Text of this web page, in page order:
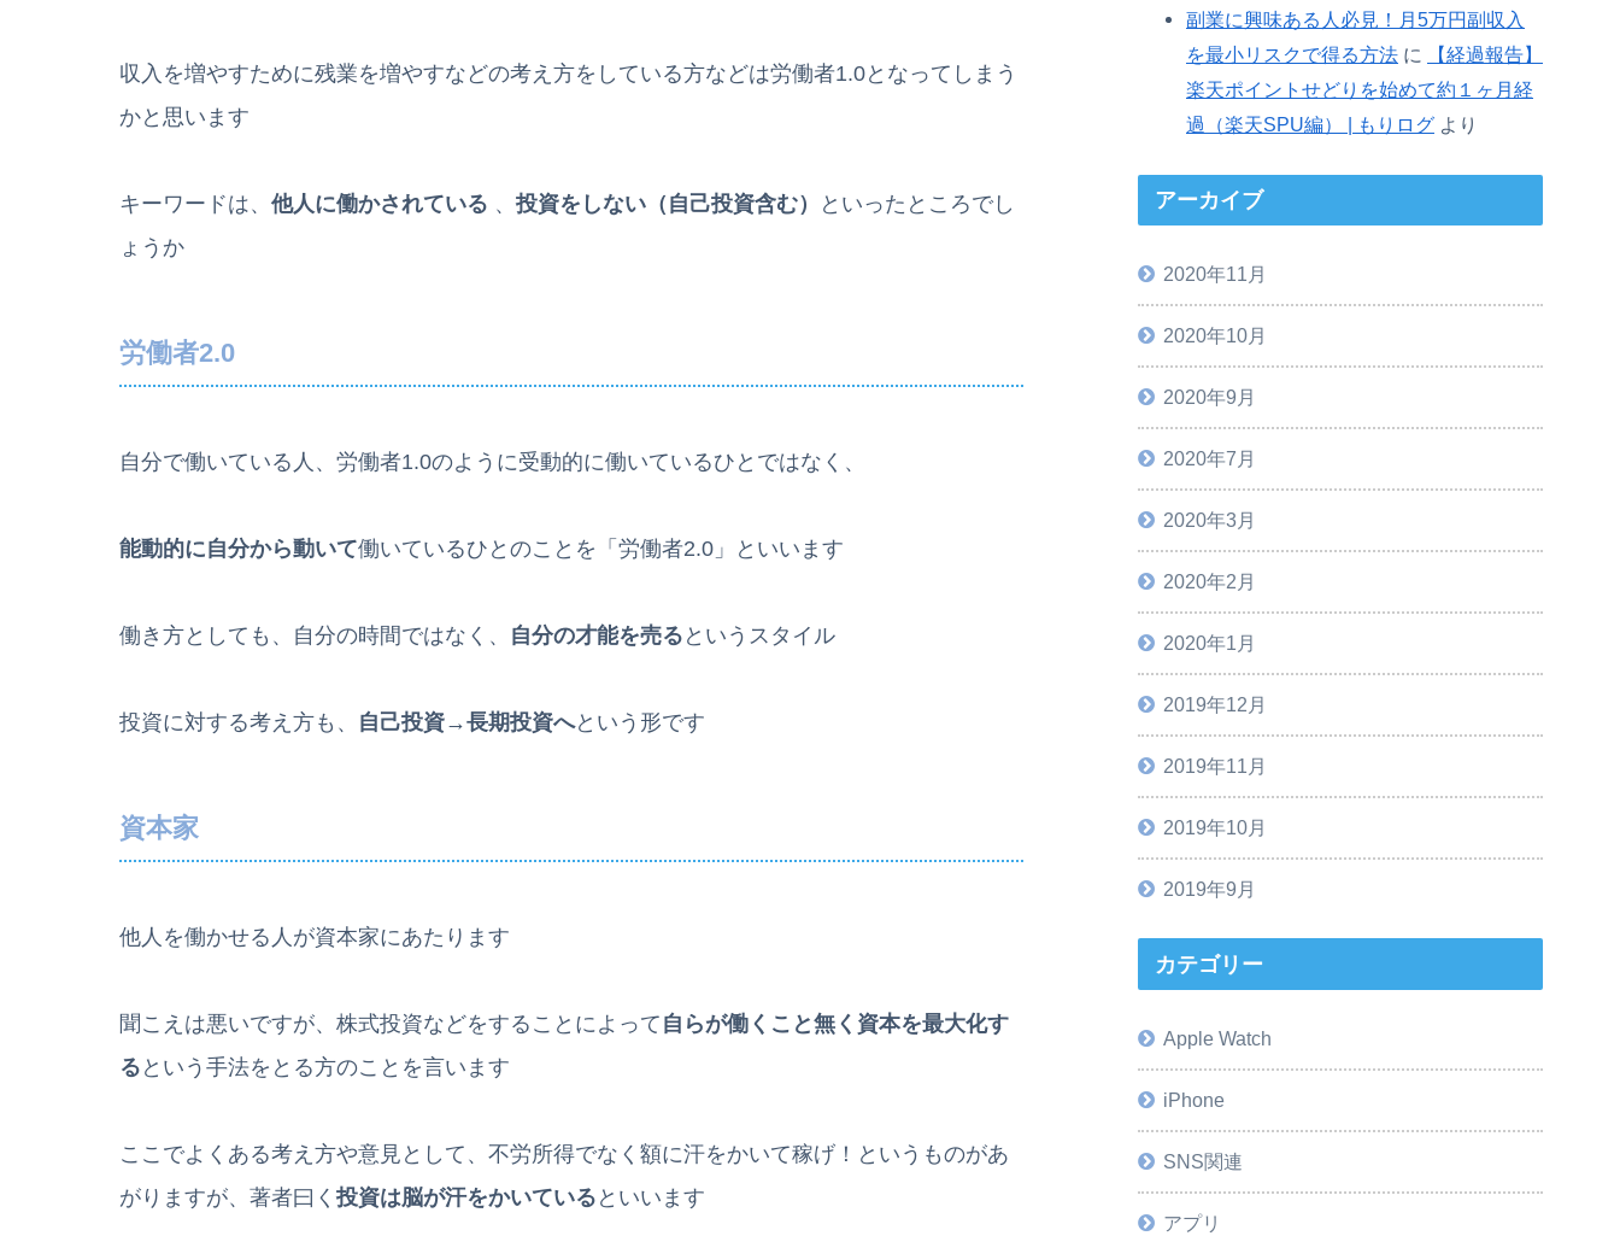
収入を増やすために残業を増やすなどの考え方をしている方などは労働者1.0となってしまう
かと思います
キーワードは、 他人に働かされている 、 投資をしない（自己投資含む）
といったところでし
ょうか
労働者2.0
自分で働いている人、労働者1.0のように受動的に働いているひとではなく、
能動的に自分から動いて働いているひとのことを「労働者2.0」といいます
働き方としても、自分の時間ではなく、 自分の才能を売る というスタイル
投資に対する考え方も、 自己投資→長期投資へという形です
資本家
他人を働かせる人が資本家にあたります
聞こえは悪いですが、株式投資などをすることによって 自らが働くこと無く資本を最大化す
る という手法をとる方のことを言います
ここでよくある考え方や意見として、不労所得でなく額に汗をかいて稼げ！というものがあ
がりますが、著者曰く 投資は脳が汗をかいている といいます
副業に興味ある人必見！月5万円副収入
を最小リスクで得る方法 に
【経過報告】
楽天ポイントせどりを始めて約１ヶ月経
過（楽天SPU編） | もりログ より
アーカイブ
2020年11月
2020年10月
2020年9月
2020年7月
2020年3月
2020年2月
2020年1月
2019年12月
2019年11月
2019年10月
2019年9月
カテゴリー
Apple Watch
iPhone
SNS関連
アプリ